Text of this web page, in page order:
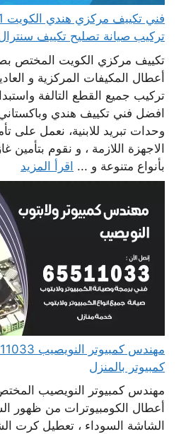
تركيب صيانة تصليح تكييف
تكييف مركزي الكويت المختص
أعطال المكيفات المركزية و
تركيب جميع القطع التالفة
افضل فني تكييف هندي
وحدات تبريد للابنية، نعمل على
الاجهزة اللازمة ، و نقوم
بأنواع متنوعة و ... اقرأ المزيد
كمبيوتر بالمنزل
مهندس كمبيوتر النويصيب
أعطال الكومبيوترات من ظهور
الشاشة السوداء ، تعطيل كرت